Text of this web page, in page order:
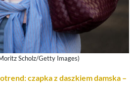
Scholz/Getty Images)
czapka z daszkiem damska –